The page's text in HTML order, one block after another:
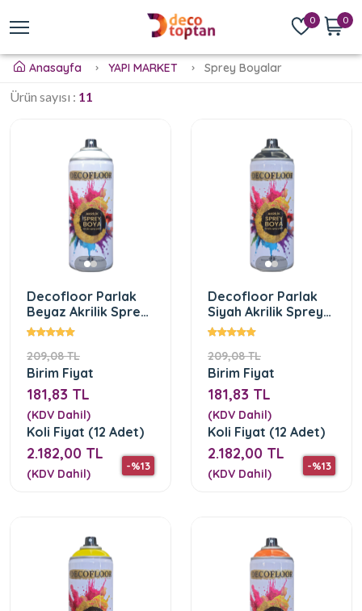
0 0
Anasayfa YAPI MARKET Sprey Boyalar
Ürün sayısı : 11
Decofloor Parlak
Beyaz Akrilik Sprey
Boya
209,08 TL
-%13
Birim Fiyat
181,83 TL
(KDV Dahil)
Koli Fiyat (12 Adet)
2.182,00 TL
(KDV Dahil)
Decofloor Parlak
Siyah Akrilik Sprey
Boya
209,08 TL
-%13
Birim Fiyat
181,83 TL
(KDV Dahil)
Koli Fiyat (12 Adet)
2.182,00 TL
(KDV Dahil)